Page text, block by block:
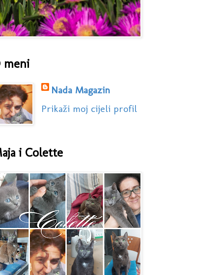
meni
Nada Magazin
Prikaži moj cijeli profil
i Colette